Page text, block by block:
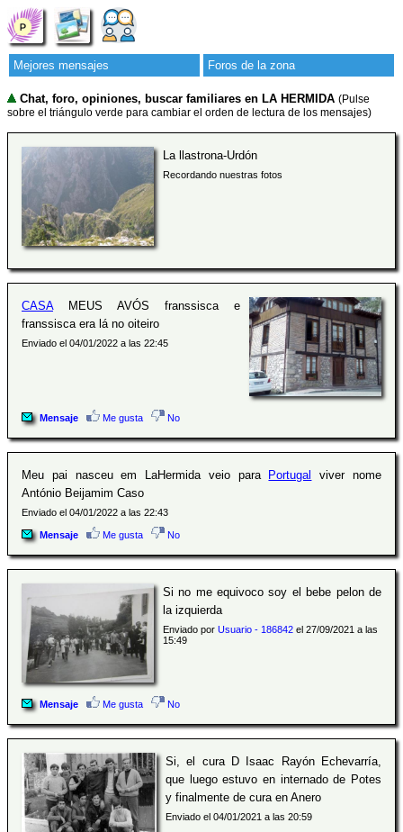
Mejores mensajes Foros de la zona
Chat, foro, opiniones, buscar familiares en LA HERMIDA (Pulse
sobre el triángulo verde para cambiar el orden de lectura de los mensajes)
La llastrona-Urdón
Recordando nuestras fotos
CASAMEUS AVÓS franssisca e
franssisca era lá no oiteiro
Enviado el 04/01/2022 a las 22:45
Mensaje Me gusta No
Meu pai nasceu em LaHermida veio para Portugal
viver nome
António Beijamim Caso
Enviado el 04/01/2022 a las 22:43
Mensaje Me gusta No
Si no me equivoco soy el bebe pelon de
la izquierda
Enviado por Usuario - 186842el 27/09/2021 a las
15:49
Mensaje Me gusta No
Si, el cura D Isaac Rayón Echevarría,
que luego estuvo en internado de Potes
y finalmente de cura en Anero
Enviado el 04/01/2021 a las 20:59